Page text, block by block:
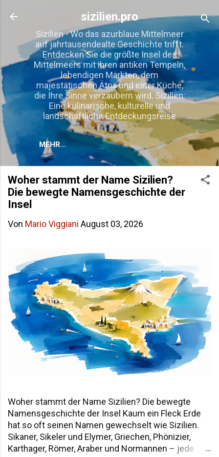
Direkt zum Hauptbereich
sizilien.pro
Sizilien - Wo das azurblaue Mittelmeer
auf jahrtausendealte Geschichte trifft.
Entdecken Sie die größte Insel des
Mittelmeers mit ihren antiken Tempeln,
lebendigen Märkten, dem
majestätischen Ätna und einer Küche,
die Ihre Sinne verzaubern wird. Sizilien:
Eine kulinarische, kulturelle und
landschaftliche Entdeckungsreise
MEHR…
Woher stammt der Name Sizilien?
Die bewegte Namensgeschichte der
Insel
Von Mario Viggiani August 03, 2026
Woher stammt der Name Sizilien? Die bewegte
Namensgeschichte der Insel Kaum ein Fleck Erde
hat so oft seinen Namen gewechselt wie Sizilien.
Sikaner, Sikeler und Elymer, Griechen, Phönizier,
Karthager, Römer, Araber und Normannen – jede